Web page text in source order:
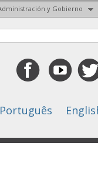
y Gobierno
Português